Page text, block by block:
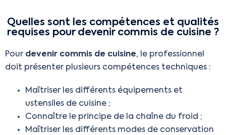
Quelles sont les compétences et qualités
requises pour devenir commis de cuisine ?
Pour devenir commis de cuisine, le professionnel
doit présenter plusieurs compétences techniques :
Maîtriser les différents équipements et
ustensiles de cuisine ;
Connaître le principe de la chaîne du froid ;
Maîtriser les différents modes de conservation